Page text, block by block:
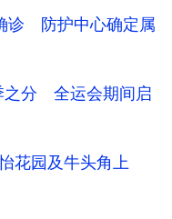
诊 防护中心确定属
之分 全运会期间启
花园及牛头角上